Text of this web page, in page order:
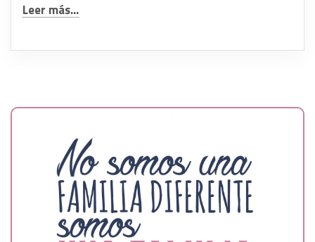
Leer más...